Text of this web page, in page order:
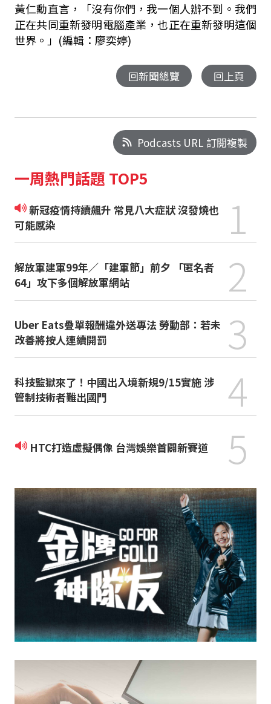
黃仁勳直言，「沒有你們，我一個人辦不到。我們
正在共同重新發明電腦產業，也正在重新發明這個
世界。」(編輯：廖奕婷)
回新聞總覽 回上頁
Podcasts URL 訂閱複製
一周熱門話題 TOP5
新冠疫情持續飆升 常見八大症狀 沒發燒也
可能感染
1
解放軍建軍99年／「建軍節」前夕 「匿名者
64」攻下多個解放軍網站
2
Uber Eats疊單報酬違外送專法 勞動部：若未
改善將按人連續開罰
3
科技監獄來了！中國出入境新規9/15實施 涉
管制技術者難出國門
4
HTC打造虛擬偶像 台灣娛樂首闢新賽道 5